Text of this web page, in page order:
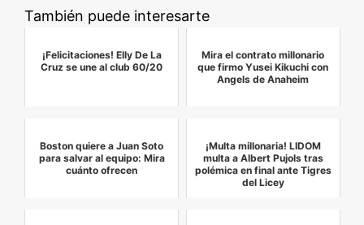
También puede interesarte
¡Felicitaciones! Elly De La
Cruz se une al club 60/20
Mira el contrato millonario
que firmo Yusei Kikuchi con
Angels de Anaheim
Boston quiere a Juan Soto
para salvar al equipo: Mira
cuánto ofrecen
¡Multa millonaria! LIDOM
multa a Albert Pujols tras
polémica en final ante Tigres
del Licey